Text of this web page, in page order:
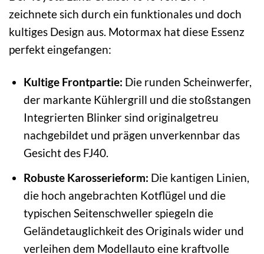
zeichnete sich durch ein funktionales und doch
kultiges Design aus. Motormax hat diese Essenz
perfekt eingefangen:
Kultige Frontpartie: Die runden Scheinwerfer,
der markante Kühlergrill und die stoßstangen
Integrierten Blinker sind originalgetreu
nachgebildet und prägen unverkennbar das
Gesicht des FJ40.
Robuste Karosserieform: Die kantigen Linien,
die hoch angebrachten Kotflügel und die
typischen Seitenschweller spiegeln die
Geländetauglichkeit des Originals wider und
verleihen dem Modellauto eine kraftvolle